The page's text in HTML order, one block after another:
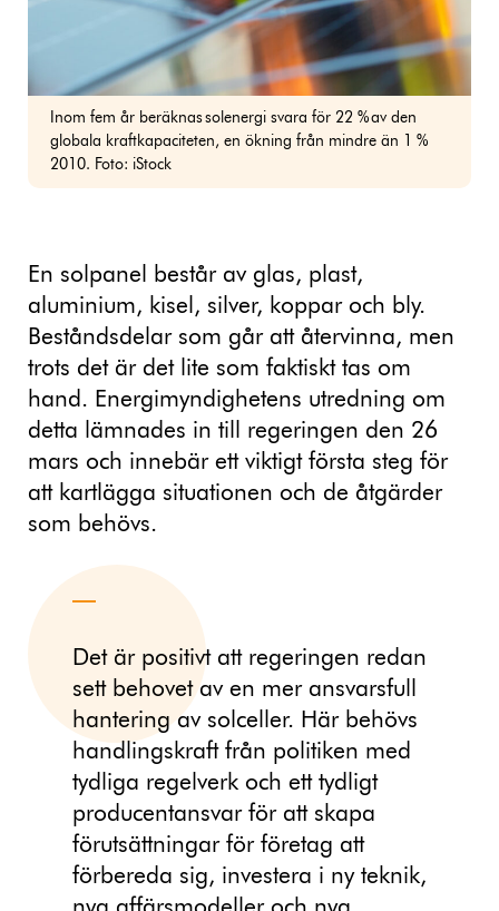
Inom fem år beräknas solenergi svara för 22 % av den
globala kraftkapaciteten, en ökning från mindre än 1 %
2010. Foto: iStock
En solpanel består av glas, plast,
aluminium, kisel, silver, koppar och bly.
Beståndsdelar som går att återvinna, men
trots det är det lite som faktiskt tas om
hand. Energimyndighetens utredning om
detta lämnades in till regeringen den 26
mars och innebär ett viktigt första steg för
att kartlägga situationen och de åtgärder
som behövs.
Det är positivt att regeringen redan
sett behovet av en mer ansvarsfull
hantering av solceller. Här behövs
handlingskraft från politiken med
tydliga regelverk och ett tydligt
producentansvar för att skapa
förutsättningar för företag att
förbereda sig, investera i ny teknik,